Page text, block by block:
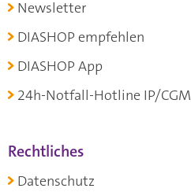
Newsletter
DIASHOP empfehlen
DIASHOP App
24h-Notfall-Hotline IP/CGM
Rechtliches
Datenschutz